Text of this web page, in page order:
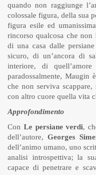
quando non raggiunge
colossale figura, della sua
figura esile ed
rincorso qualcosa che
di una casa dalle
sicuro, di un’ancora di
interiore, di
paradossalmente, Maugin
che non serviva
con altro cuore quella vita
Approfondimento
Con Le persiane verdi,
dell’autore,Georges
dell’animo umano, uno
analisi introspettiva; la
capace di penetrare e